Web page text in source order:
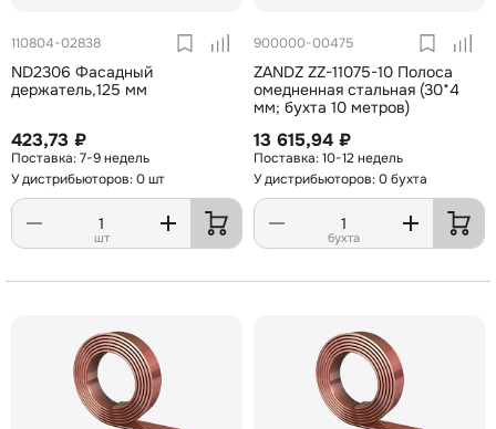
110804-02838
ND2306 Фасадный
держатель,125 мм
423,73 ₽
7-9 недель
У дистрибьюторов: 0 шт
шт
900000-00475
ZANDZ ZZ-11075-10 Полоса
омедненная стальная (30*4
мм; бухта 10 метров)
13 615,94 ₽
10-12 недель
У дистрибьюторов: 0 бухта
бухта